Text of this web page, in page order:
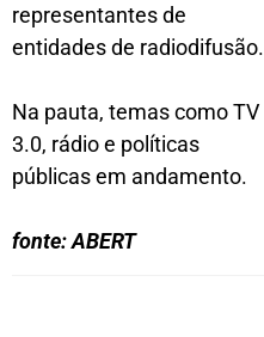
representantes de
entidades de radiodifusão.
Na pauta, temas como TV
3.0, rádio e políticas
públicas em andamento.
fonte: ABERT